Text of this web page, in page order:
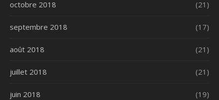
octobre 2018 (21)
septembre 2018 (17)
août 2018 (21)
juillet 2018 (21)
juin 2018 (19)